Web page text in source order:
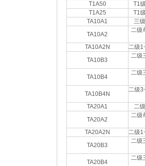
T1A50
T1
T1A25
T1
TA10A1
三
TA10A2
二级
TA10A2N
二级
TA10B3
二级
TA10B4
二级
TA10B4N
二级
TA20A1
二
TA20A2
二级
TA20A2N
二级
TA20B3
二级
TA20B4
二级